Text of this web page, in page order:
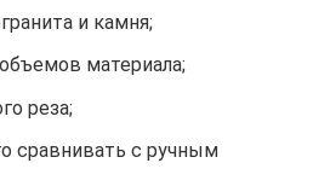
и камня;
материала;
реза;
сравнивать с ручным